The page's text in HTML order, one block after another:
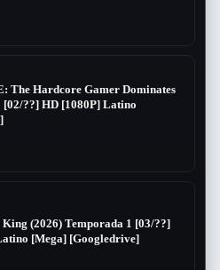
The Hardcore Gamer Dominates
[02/??] HD [1080P] Latino
(2026) Temporada 1 [03/??]
[Mega] [Googledrive]